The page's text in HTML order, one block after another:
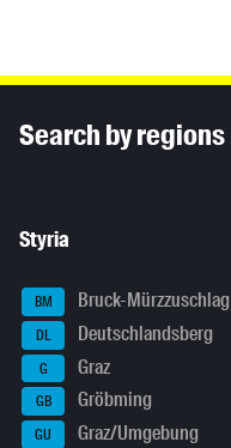
Search by regions
Styria
BM Bruck-Mürzzuschlag
DL Deutschlandsberg
G Graz
GB Gröbming
GU Graz/Umgebung